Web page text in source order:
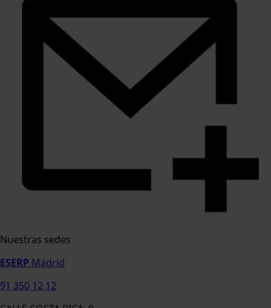
Nuestras sedes
ESERP Madrid
91 350 12 12